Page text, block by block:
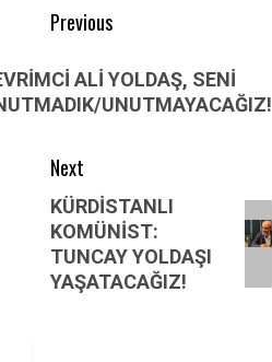
Post
navigation
Previous
Previous
post:ALİ YOLDAŞ, SENİ
UNUTMAYACAĞIZ!
Next
Next
post:
KÜRDİSTANLI
KOMÜNİST:
TUNCAY YOLDAŞI
YAŞATACAĞIZ!